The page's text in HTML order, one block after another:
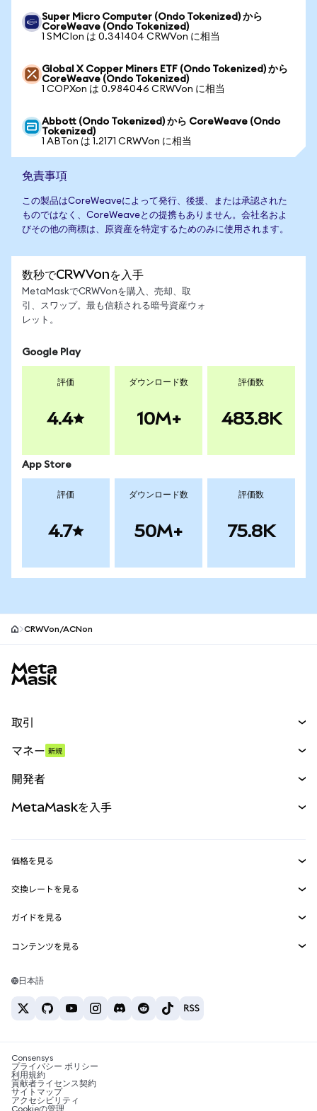
Super Micro Computer (Ondo Tokenized) から
CoreWeave (Ondo Tokenized)
1 SMCIon は 0.341404 CRWVon に相当
Global X Copper Miners ETF (Ondo Tokenized) から
CoreWeave (Ondo Tokenized)
1 COPXon は 0.984046 CRWVon に相当
Abbott (Ondo Tokenized) から CoreWeave (Ondo
Tokenized)
1 ABTon は 1.2171 CRWVon に相当
免責事項
この製品はCoreWeaveによって発行、後援、または承認された
ものではなく、CoreWeaveとの提携もありません。会社名およ
びその他の商標は、原資産を特定するためのみに使用されます。
数秒でCRWVonを入手
MetaMaskでCRWVonを購入、売却、取
引、スワップ。最も信頼される暗号資産ウォ
レット。
Google Play
評価
4.4
ダウンロード数
10M+
評価数
483.8K
App Store
評価
4.7
ダウンロード数
50M+
評価数
75.8K
CRWVon/ACNon
取引
パーペチュアル
RWA
マネー 新規
開発者
MetaMask Connect
Snaps
Web3サービス
MetaMaskを入手
セキュリティ
サポート
キャリア
お問い合わせ
価格を見る
イーサリアムの価格
Solanaの価格
Tetherの価格
交換レートを見る
ETH→USD
USDT→INR
BTC→INR
ETH→USDT
ガイドを見る
ETHの購入
USDTの購入
SHIBの購入
BNBの購入
コンテンツを見る
Solanaウォレット
税制関連ニュース
暗号資産の購入方法は？
ビットコインを売るには？
日本語
Consensys
プライバシー ポリシー
利用規約
貢献者ライセンス契約
サイトマップ
アクセシビリティ
Cookieの管理